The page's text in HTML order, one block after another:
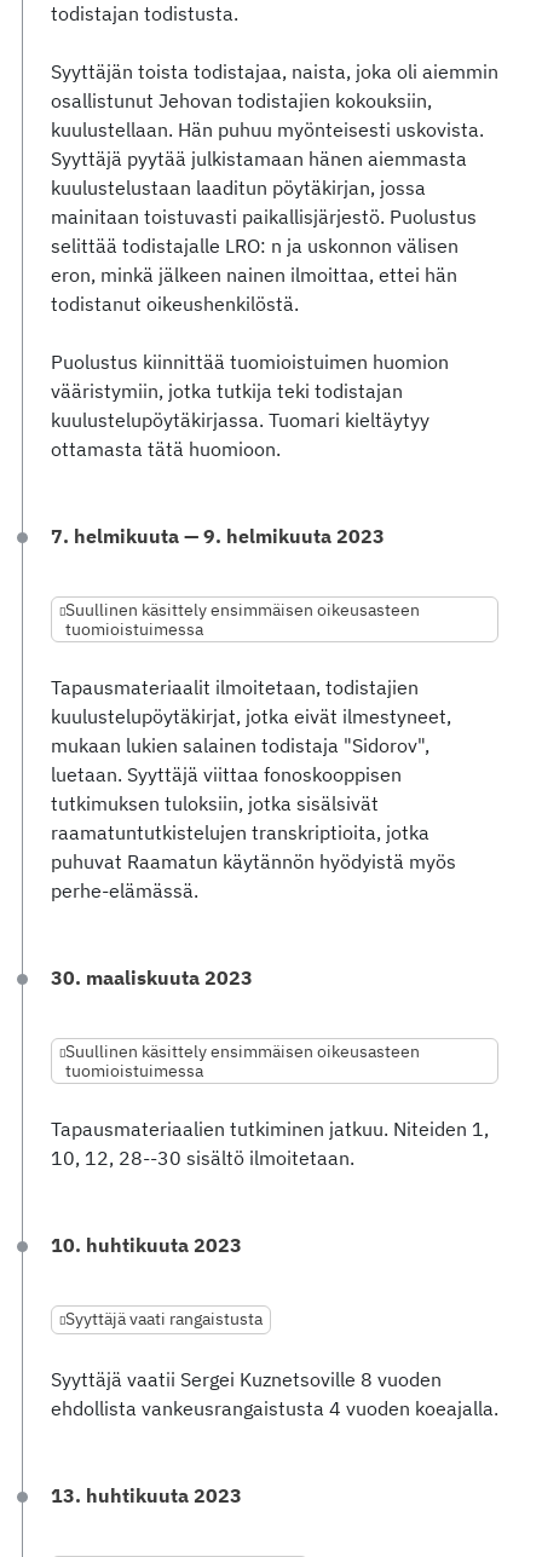
todistajan todistusta.
Syyttäjän toista todistajaa, naista, joka oli aiemmin
osallistunut Jehovan todistajien kokouksiin,
kuulustellaan. Hän puhuu myönteisesti uskovista.
Syyttäjä pyytää julkistamaan hänen aiemmasta
kuulustelustaan laaditun pöytäkirjan, jossa
mainitaan toistuvasti paikallisjärjestö. Puolustus
selittää todistajalle LRO: n ja uskonnon välisen
eron, minkä jälkeen nainen ilmoittaa, ettei hän
todistanut oikeushenkilöstä.
Puolustus kiinnittää tuomioistuimen huomion
vääristymiin, jotka tutkija teki todistajan
kuulustelupöytäkirjassa. Tuomari kieltäytyy
ottamasta tätä huomioon.
7. helmikuuta — 9. helmikuuta 2023
Suullinen käsittely ensimmäisen oikeusasteen
tuomioistuimessa
Tapausmateriaalit ilmoitetaan, todistajien
kuulustelupöytäkirjat, jotka eivät ilmestyneet,
mukaan lukien salainen todistaja "Sidorov",
luetaan. Syyttäjä viittaa fonoskooppisen
tutkimuksen tuloksiin, jotka sisälsivät
raamatuntutkistelujen transkriptioita, jotka
puhuvat Raamatun käytännön hyödyistä myös
perhe-elämässä.
30. maaliskuuta 2023
Suullinen käsittely ensimmäisen oikeusasteen
tuomioistuimessa
Tapausmateriaalien tutkiminen jatkuu. Niteiden 1,
10, 12, 28--30 sisältö ilmoitetaan.
10. huhtikuuta 2023
Syyttäjä vaati rangaistusta
Syyttäjä vaatii Sergei Kuznetsoville 8 vuoden
ehdollista vankeusrangaistusta 4 vuoden koeajalla.
13. huhtikuuta 2023